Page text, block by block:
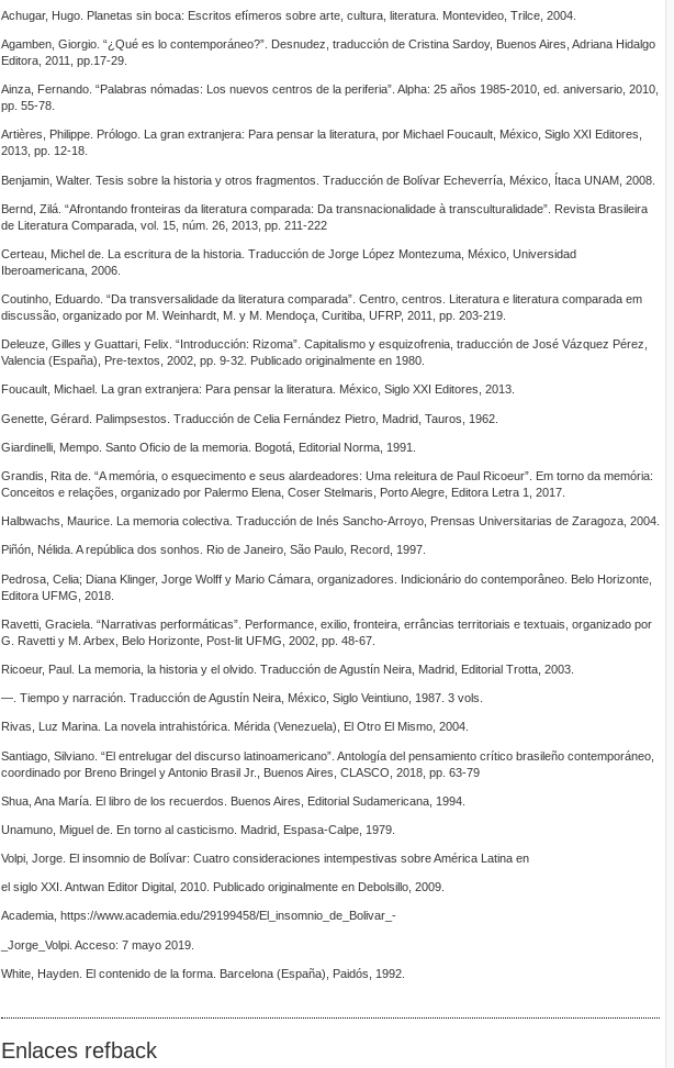
Achugar, Hugo. Planetas sin boca: Escritos efímeros sobre arte, cultura, literatura. Montevideo, Trilce, 2004.
Agamben, Giorgio. “¿Qué es lo contemporáneo?”. Desnudez, traducción de Cristina Sardoy, Buenos Aires, Adriana Hidalgo
Editora, 2011, pp.17-29.
Ainza, Fernando. “Palabras nómadas: Los nuevos centros de la periferia”. Alpha: 25 años 1985-2010, ed. aniversario, 2010,
pp. 55-78.
Artières, Philippe. Prólogo. La gran extranjera: Para pensar la literatura, por Michael Foucault, México, Siglo XXI Editores,
2013, pp. 12-18.
Benjamin, Walter. Tesis sobre la historia y otros fragmentos. Traducción de Bolívar Echeverría, México, Ítaca UNAM, 2008.
Bernd, Zilá. “Afrontando fronteiras da literatura comparada: Da transnacionalidade à transculturalidade”. Revista Brasileira
de Literatura Comparada, vol. 15, núm. 26, 2013, pp. 211-222
Certeau, Michel de. La escritura de la historia. Traducción de Jorge López Montezuma, México, Universidad
Iberoamericana, 2006.
Coutinho, Eduardo. “Da transversalidade da literatura comparada”. Centro, centros. Literatura e literatura comparada em
discussão, organizado por M. Weinhardt, M. y M. Mendoça, Curitiba, UFRP, 2011, pp. 203-219.
Deleuze, Gilles y Guattari, Felix. “Introducción: Rizoma”. Capitalismo y esquizofrenia, traducción de José Vázquez Pérez,
Valencia (España), Pre-textos, 2002, pp. 9-32. Publicado originalmente en 1980.
Foucault, Michael. La gran extranjera: Para pensar la literatura. México, Siglo XXI Editores, 2013.
Genette, Gérard. Palimpsestos. Traducción de Celia Fernández Pietro, Madrid, Tauros, 1962.
Giardinelli, Mempo. Santo Oficio de la memoria. Bogotá, Editorial Norma, 1991.
Grandis, Rita de. “A memória, o esquecimento e seus alardeadores: Uma releitura de Paul Ricoeur”. Em torno da memória:
Conceitos e relações, organizado por Palermo Elena, Coser Stelmaris, Porto Alegre, Editora Letra 1, 2017.
Halbwachs, Maurice. La memoria colectiva. Traducción de Inés Sancho-Arroyo, Prensas Universitarias de Zaragoza, 2004.
Piñón, Nélida. A república dos sonhos. Rio de Janeiro, São Paulo, Record, 1997.
Pedrosa, Celia; Diana Klinger, Jorge Wolff y Mario Cámara, organizadores. Indicionário do contemporâneo. Belo Horizonte,
Editora UFMG, 2018.
Ravetti, Graciela. “Narrativas performáticas”. Performance, exilio, fronteira, errâncias territoriais e textuais, organizado por
G. Ravetti y M. Arbex, Belo Horizonte, Post-lit UFMG, 2002, pp. 48-67.
Ricoeur, Paul. La memoria, la historia y el olvido. Traducción de Agustín Neira, Madrid, Editorial Trotta, 2003.
—. Tiempo y narración. Traducción de Agustín Neira, México, Siglo Veintiuno, 1987. 3 vols.
Rivas, Luz Marina. La novela intrahistórica. Mérida (Venezuela), El Otro El Mismo, 2004.
Santiago, Silviano. “El entrelugar del discurso latinoamericano”. Antología del pensamiento crítico brasileño contemporáneo,
coordinado por Breno Bringel y Antonio Brasil Jr., Buenos Aires, CLASCO, 2018, pp. 63-79
Shua, Ana María. El libro de los recuerdos. Buenos Aires, Editorial Sudamericana, 1994.
Unamuno, Miguel de. En torno al casticismo. Madrid, Espasa-Calpe, 1979.
Volpi, Jorge. El insomnio de Bolívar: Cuatro consideraciones intempestivas sobre América Latina en
el siglo XXI. Antwan Editor Digital, 2010. Publicado originalmente en Debolsillo, 2009.
Academia, https://www.academia.edu/29199458/El_insomnio_de_Bolivar_-
_Jorge_Volpi. Acceso: 7 mayo 2019.
White, Hayden. El contenido de la forma. Barcelona (España), Paidós, 1992.
Enlaces refback